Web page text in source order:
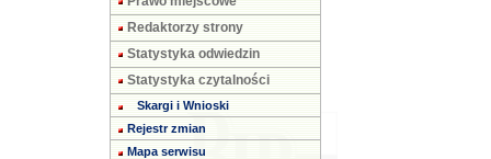
Redaktorzy strony
Statystyka odwiedzin
Statystyka czytalności
Skargi i Wnioski
Rejestr zmian
Mapa serwisu